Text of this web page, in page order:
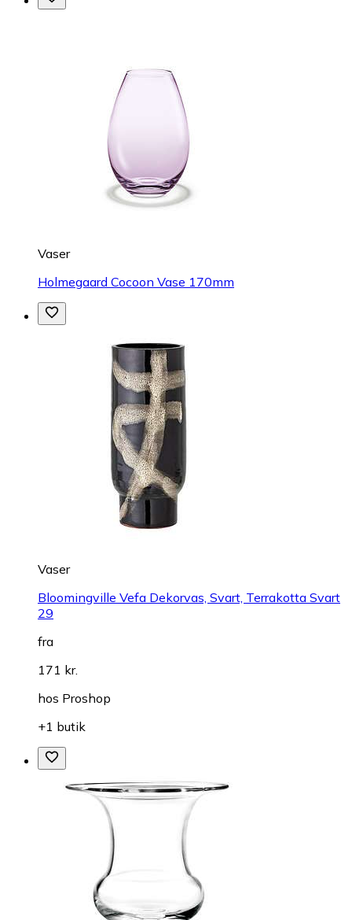
Vaser
Holmegaard Cocoon Vase 170mm
Vaser
Bloomingville Vefa Dekorvas, Svart, Terrakotta Svart
29
fra
171 kr.
hos Proshop
+1 butik